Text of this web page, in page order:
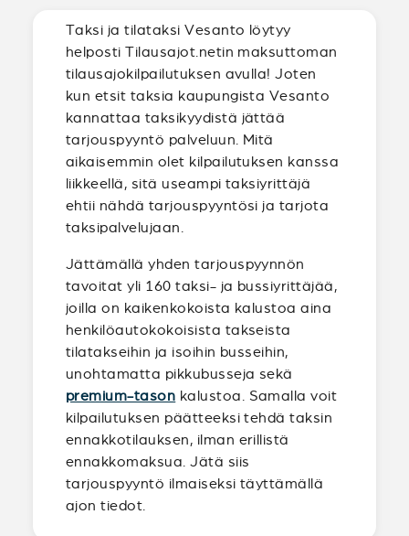
Taksi ja tilataksi Vesanto löytyy
helposti Tilausajot.netin maksuttoman
tilausajokilpailutuksen avulla! Joten
kun etsit taksia kaupungista Vesanto
kannattaa taksikyydistä jättää
tarjouspyyntö palveluun. Mitä
aikaisemmin olet kilpailutuksen kanssa
liikkeellä, sitä useampi taksiyrittäjä
ehtii nähdä tarjouspyyntösi ja tarjota
taksipalvelujaan.
Jättämällä yhden tarjouspyynnön
tavoitat yli 160 taksi- ja bussiyrittäjää,
joilla on kaikenkokoista kalustoa aina
henkilöautokokoisista takseista
tilatakseihin ja isoihin busseihin,
unohtamatta pikkubusseja sekä
premium-tason kalustoa. Samalla voit
kilpailutuksen päätteeksi tehdä taksin
ennakkotilauksen, ilman erillistä
ennakkomaksua. Jätä siis
tarjouspyyntö ilmaiseksi täyttämällä
ajon tiedot.